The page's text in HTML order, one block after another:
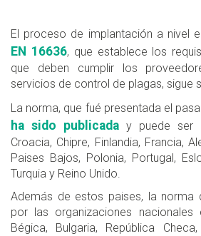
El proceso de implantación a nivel
EN 16636, que establece los
que deben cumplir los
servicios de control de plagas, sigue
La norma, que fué presentada el
ha sido publicada y puede ser
Croacia, Chipre, Finlandia, Francia,
Paises Bajos, Polonia, Portugal,
Turquia y Reino Unido.
Además de estos paises, la norma
por las organizaciones nacionales
Bégica, Bulgaria, República